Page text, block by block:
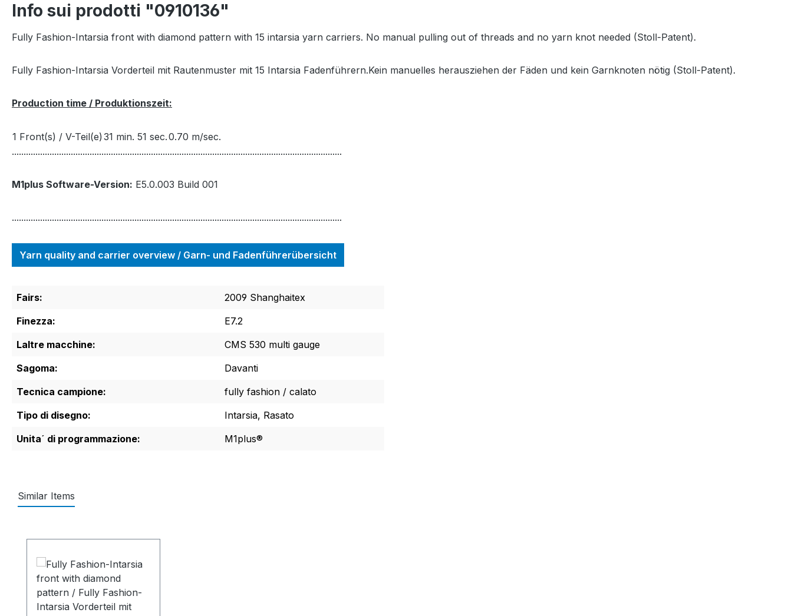
Info sui prodotti "0910136"
Fully Fashion-Intarsia front with diamond pattern with 15 intarsia yarn carriers. No manual pulling out of threads and no yarn knot needed (Stoll-Patent).
Fully Fashion-Intarsia Vorderteil mit Rautenmuster mit 15 Intarsia Fadenführern.Kein manuelles herausziehen der Fäden und kein Garnknoten nötig (Stoll-Patent).
Production time / Produktionszeit:
1 Front(s) / V-Teil(e) 31 min. 51 sec.0.70 m/sec.
............................................................................................................................................
M1plus Software-Version: E5.0.003 Build 001
............................................................................................................................................
Yarn quality and carrier overview / Garn- und Fadenführerübersicht
Fairs:
2009 Shanghaitex
Finezza:
E7.2
Laltre macchine:
CMS 530 multi gauge
Sagoma:
Davanti
Tecnica campione:
fully fashion / calato
Tipo di disegno:
Intarsia, Rasato
Unita´ di programmazione:
M1plus®
Similar Items